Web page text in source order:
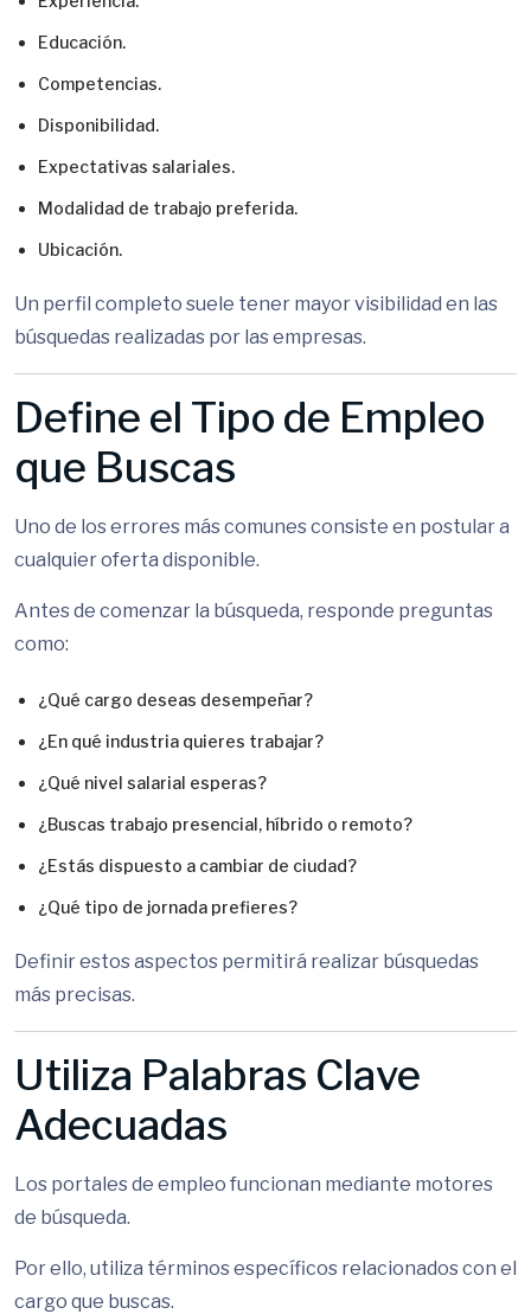
Educación.
Competencias.
Disponibilidad.
Expectativas salariales.
Modalidad de trabajo preferida.
Ubicación.
Un perfil completo suele tener mayor visibilidad en las
búsquedas realizadas por las empresas.
Define el Tipo de Empleo
que Buscas
Uno de los errores más comunes consiste en postular a
cualquier oferta disponible.
Antes de comenzar la búsqueda, responde preguntas
como:
¿Qué cargo deseas desempeñar?
¿En qué industria quieres trabajar?
¿Qué nivel salarial esperas?
¿Buscas trabajo presencial, híbrido o remoto?
¿Estás dispuesto a cambiar de ciudad?
¿Qué tipo de jornada prefieres?
Definir estos aspectos permitirá realizar búsquedas
más precisas.
Utiliza Palabras Clave
Adecuadas
Los portales de empleo funcionan mediante motores
de búsqueda.
Por ello, utiliza términos específicos relacionados con el
cargo que buscas.